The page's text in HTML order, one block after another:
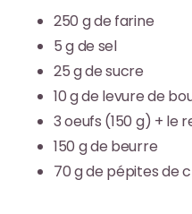
250 g de farine
5 g de sel
25 g de sucre
10 g de levure de
3 oeufs (150 g) + le
150 g de beurre
70 g de pépites de